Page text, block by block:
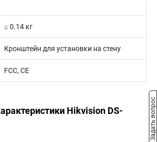
≤ 0.14 кг
Кронштейн для установки на стену
FCC, CE
Hikvision DS-
Задать вопрос